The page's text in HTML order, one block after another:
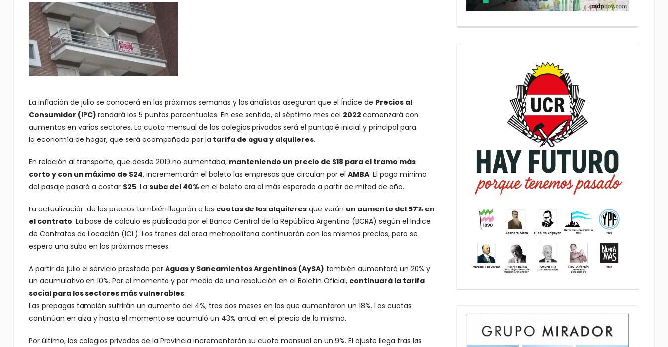
La inflación de julio se conocerá en las próximas semanas y los analistas aseguran que el Índice de Precios al
Consumidor (IPC) rondará los 5 puntos porcentuales. En ese sentido, el séptimo mes del 2022 comenzará con
aumentos en varios sectores. La cuota mensual de los colegios privados será el puntapié inicial y principal para
la economía de hogar, que será acompañado por la tarifa de agua y alquileres.
En relación al transporte, que desde 2019 no aumentaba, manteniendo un precio de $18 para el tramo más
corto y con un máximo de $24, incrementarán el boleto las empresas que circulan por el AMBA. El pago mínimo
del pasaje pasará a costar $25. La suba del 40% en el boleto era el más esperado a partir de mitad de año.
La actualización de los precios también llegarán a las cuotas de los alquileresque verán un aumento del 57% en
el contrato. La base de cálculo es publicada por el Banco Central de la República Argentina (BCRA) según el Indice
de Contratos de Locación (ICL). Los trenes del area metropolitana continuarán con los mismos precios, pero se
espera una suba en los próximos meses.
A partir de julio el servicio prestado por Aguas y Saneamientos Argentinos (AySA) también aumentará un 20% y
un acumulativo en 10%. Por el momento y por medio de una resolución en el Boletín Oficial, continuará la tarifa
social para los sectores más vulnerables.
Las prepagas también sufrirán un aumento del 4%, tras dos meses en los que aumentaron un 18%. Las cuotas
continúan en alza y hasta el momento se acumuló un 43% anual en el precio de la misma.
Por último, los colegios privados de la Provincia incrementarán su cuota mensual en un 9%. El ajuste llega tras las